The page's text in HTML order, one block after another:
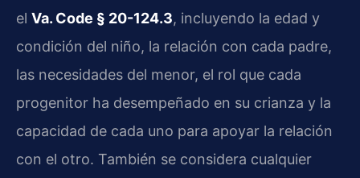
el Va. Code § 20-124.3, incluyendo la edad y
condición del niño, la relación con cada padre,
las necesidades del menor, el rol que cada
progenitor ha desempeñado en su crianza y la
capacidad de cada uno para apoyar la relación
con el otro. También se considera cualquier